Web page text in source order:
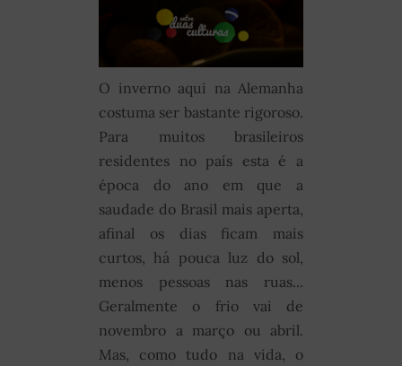
O inverno aqui na Alemanha
costuma ser bastante rigoroso.
Para muitos brasileiros
residentes no país esta é a
época do ano em que a
saudade do Brasil mais aperta,
afinal os dias ficam mais
curtos, há pouca luz do sol,
menos pessoas nas ruas...
Geralmente o frio vai de
novembro a março ou abril.
Mas, como tudo na vida, o